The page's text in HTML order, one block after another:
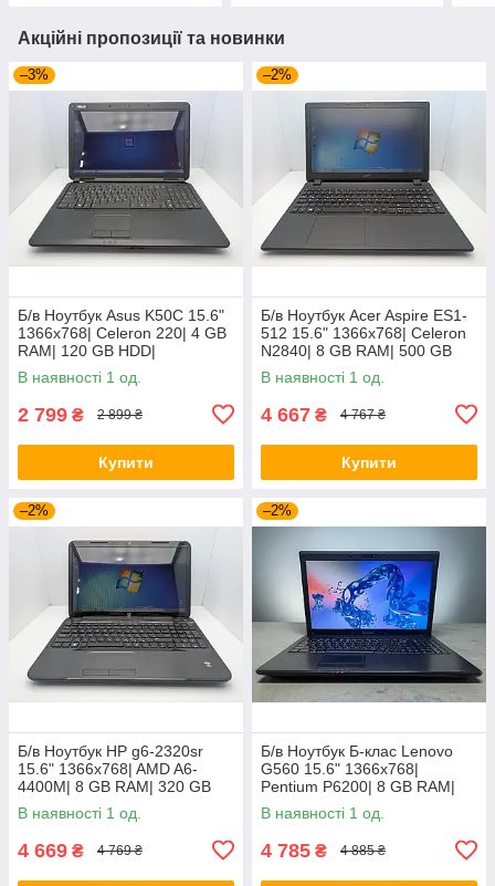
Акційні пропозиції та новинки
–3%
Б/в Ноутбук Asus K50C 15.6"
1366x768| Celeron 220| 4 GB
RAM| 120 GB HDD|
В наявності 1 од.
2 799 ₴ 2 899 ₴
Купити
–2%
Б/в Ноутбук Acer Aspire ES1-
512 15.6" 1366x768| Celeron
N2840| 8 GB RAM| 500 GB
HDD| HD
В наявності 1 од.
4 667 ₴ 4 767 ₴
Купити
–2%
Б/в Ноутбук HP g6-2320sr
15.6" 1366x768| AMD A6-
4400M| 8 GB RAM| 320 GB
HDD| Radeon HD 7520G
В наявності 1 од.
4 669 ₴ 4 769 ₴
–2%
Б/в Ноутбук Б-клас Lenovo
G560 15.6" 1366x768|
Pentium P6200| 8 GB RAM|
120 GB SSD| HD
В наявності 1 од.
4 785 ₴ 4 885 ₴